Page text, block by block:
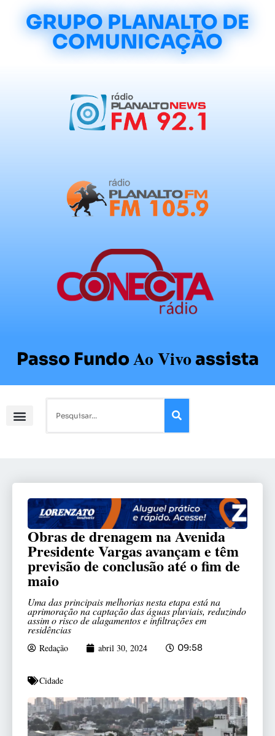
GRUPO PLANALTO DE
COMUNICAÇÃO
Passo FundoAo Vivoassista
Obras de drenagem na Avenida
Presidente Vargas avançam e têm
previsão de conclusão até o fim de
maio
Uma das principais melhorias nesta etapa está na
aprimoração na captação das águas pluviais, reduzindo
assim o risco de alagamentos e infiltrações em
residências
Redação abril 30, 2024 09:58
Cidade